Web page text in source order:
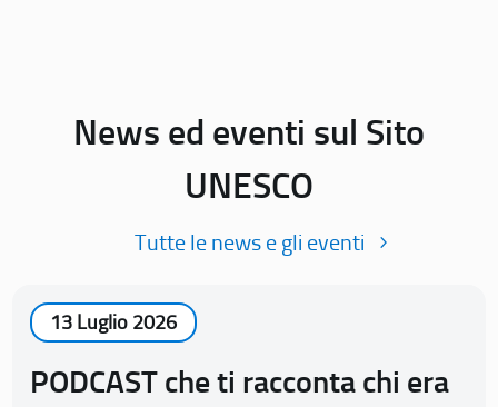
News ed eventi sul Sito
UNESCO
Tutte le news e gli eventi
13 Luglio 2026
PODCAST che ti racconta chi era